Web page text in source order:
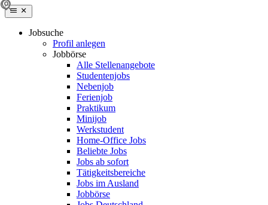
Jobsuche
Profil anlegen
Jobbörse
Alle Stellenangebote
Studentenjobs
Nebenjob
Ferienjob
Praktikum
Minijob
Werkstudent
Home-Office Jobs
Beliebte Jobs
Jobs ab sofort
Tätigkeitsbereiche
Jobs im Ausland
Jobbörse